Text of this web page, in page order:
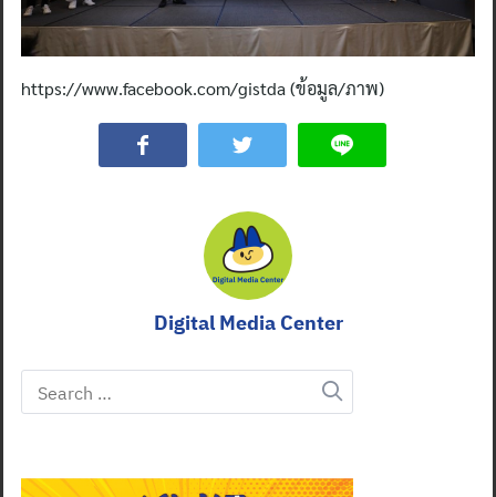
https://www.facebook.com/gistda (ข้อมูล/ภาพ)
Digital Media Center
Search
for: